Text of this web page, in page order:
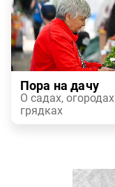
Пора на дачу
О садах,
грядках